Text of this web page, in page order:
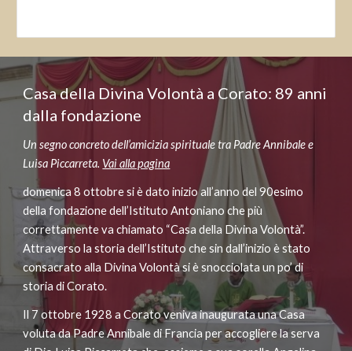
Casa della Divina Volontà a Corato: 89 anni
dalla fondazione
Un segno concreto dell’amicizia spirituale tra Padre Annibale e
Luisa Piccarreta. Vai alla pagina
domenica 8 ottobre si è dato inizio all’anno del 90esimo
della fondazione dell’Istituto Antoniano che più
correttamente va chiamato “Casa della Divina Volontà”.
Attraverso la storia dell’Istituto che sin dall’inizio è stato
consacrato alla Divina Volontà si è snocciolata un po’ di
storia di Corato.
Il 7 ottobre 1928 a Corato veniva inaugurata una Casa
voluta da Padre Annibale di Francia per accogliere la serva